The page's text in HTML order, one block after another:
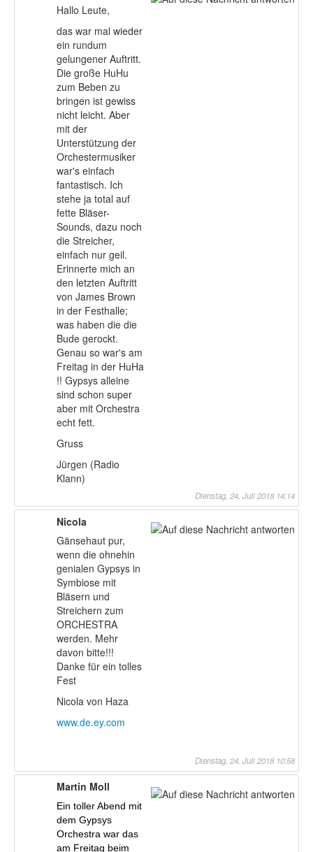
Hallo Leute,
das war mal wieder
ein rundum
gelungener Auftritt.
Die große HuHu
zum Beben zu
bringen ist gewiss
nicht leicht. Aber
mit der
Unterstützung der
Orchestermusiker
war's einfach
fantastisch. Ich
stehe ja total auf
fette Bläser-
Sounds, dazu noch
die Streicher,
einfach nur geil.
Erinnerte mich an
den letzten Auftritt
von James Brown
in der Festhalle;
was haben die die
Bude gerockt.
Genau so war's am
Freitag in der HuHa
!! Gypsys alleine
sind schon super
aber mit Orchestra
echt fett.
Gruss
Jürgen (Radio
Klann)
Dienstag, 24. Juli 2018 14:14
Nicola
Gänsehaut pur,
wenn die ohnehin
genialen Gypsys in
Symbiose mit
Bläsern und
Streichern zum
ORCHESTRA
werden. Mehr
davon bitte!!!
Danke für ein tolles
Fest
Nicola von Haza
www.de.ey.com
Dienstag, 24. Juli 2018 10:58
Martin Moll
Ein toller Abend mit
dem Gypsys
Orchestra war das
am Freitag beim